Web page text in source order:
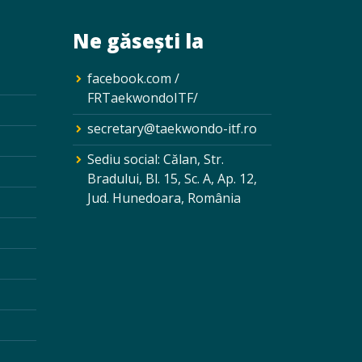
Ne găsești la
facebook.com /
FRTaekwondoITF/
secretary@taekwondo-itf.ro
Sediu social: Călan, Str.
Bradului, Bl. 15, Sc. A, Ap. 12,
Jud. Hunedoara, România